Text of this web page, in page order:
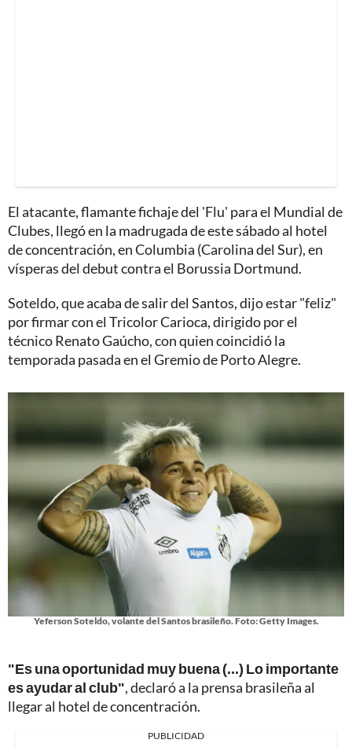
El atacante, flamante fichaje del 'Flu' para el Mundial de
Clubes, llegó en la madrugada de este sábado al hotel
de concentración, en Columbia (Carolina del Sur), en
vísperas del debut contra el Borussia Dortmund.
Soteldo, que acaba de salir del Santos, dijo estar "feliz"
por firmar con el Tricolor Carioca, dirigido por el
técnico Renato Gaúcho, con quien coincidió la
temporada pasada en el Gremio de Porto Alegre.
Yeferson Soteldo, volante del Santos brasileño. Foto: Getty Images.
"Es una oportunidad muy buena (...) Lo importante
es ayudar al club", declaró a la prensa brasileña al
llegar al hotel de concentración.
PUBLICIDAD